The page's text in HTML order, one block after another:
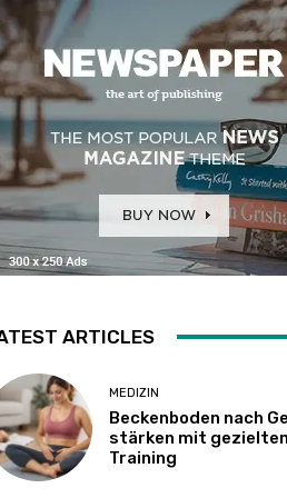
ARTICLES
MEDIZIN
Beckenboden nach
stärken mit
Training